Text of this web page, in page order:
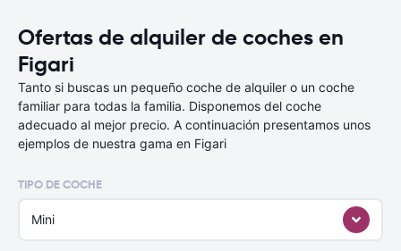
Ofertas de alquiler de coches en
Figari
Tanto si buscas un pequeño coche de alquiler o un coche
familiar para todas la familia. Disponemos del coche
adecuado al mejor precio. A continuación presentamos unos
ejemplos de nuestra gama en Figari
TIPO DE COCHE
Mini